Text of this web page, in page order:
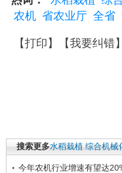
农机 省农业厅 全省
【打印】【我要纠错
搜索更多水稻栽植 综合机械
今年农机行业增速有望达